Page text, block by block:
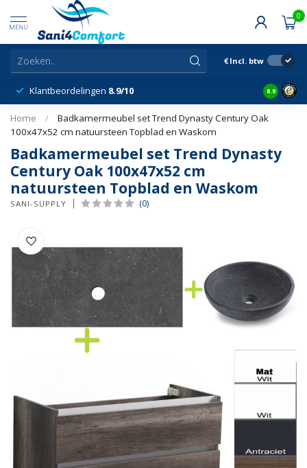
MENU
0
€ Incl. btw
Klantbeordelingen 8.9/10 8.9
Home /
Badkamermeubel set Trend Dynasty Century Oak
100x47x52 cm natuursteen Topblad en Waskom
Badkamermeubel set Trend Dynasty
Century Oak 100x47x52 cm
natuursteen Topblad en Waskom
SANI-SUPPLY (0)